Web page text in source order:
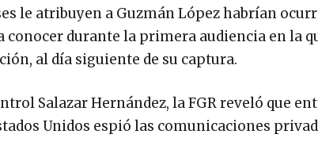
le atribuyen a Guzmán López habrían
conocer durante la primera audiencia en la
al día siguiente de su captura.
Salazar Hernández, la FGR reveló que
Unidos espió las comunicaciones